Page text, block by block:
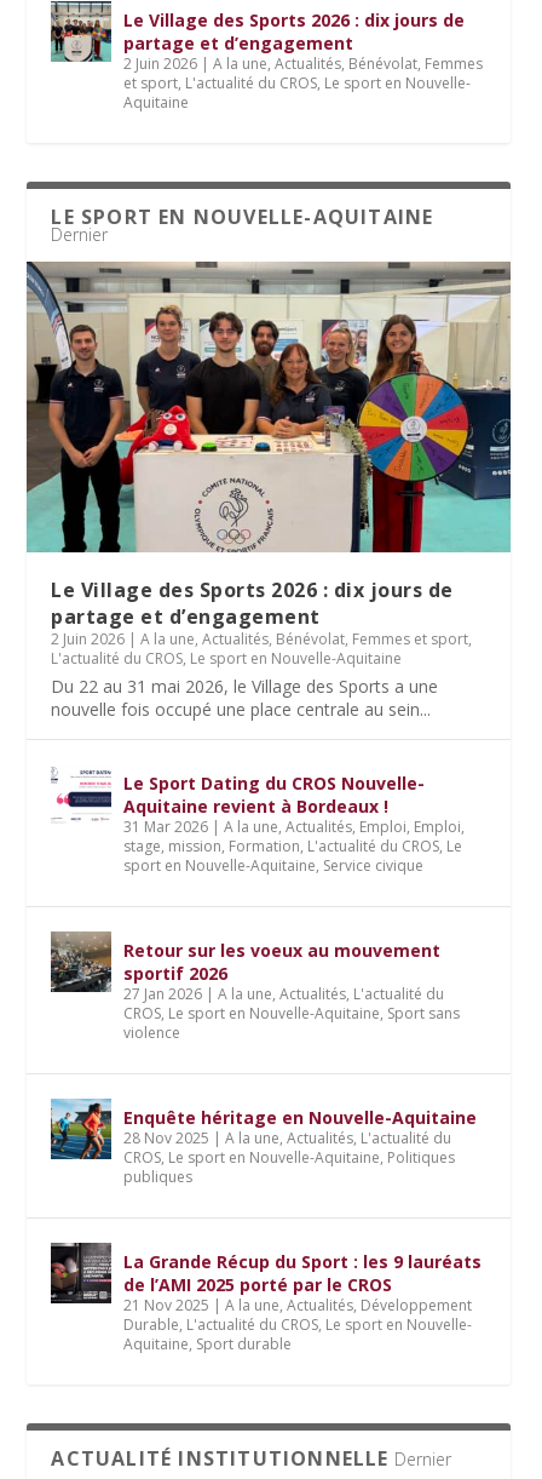
Le Village des Sports 2026 : dix jours de
partage et d’engagement
2 Juin 2026 |A la une,Actualités, Bénévolat, Femmes
et sport, L'actualité du CROS, Le sport en Nouvelle-
Aquitaine
LE SPORT EN NOUVELLE-AQUITAINE
Dernier
Le Village des Sports 2026 : dix jours de
partage et d’engagement
2 Juin 2026 |A la une,Actualités, Bénévolat, Femmes et sport,
L'actualité du CROS, Le sport en Nouvelle-Aquitaine
Du 22 au 31 mai 2026, le Village des Sports a une
nouvelle fois occupé une place centrale au sein...
Le Sport Dating du CROS Nouvelle-
Aquitaine revient à Bordeaux !
31 Mar 2026 |A la une,Actualités, Emploi, Emploi,
stage, mission, Formation, L'actualité du CROS, Le
sport en Nouvelle-Aquitaine, Service civique
Retour sur les voeux au mouvement
sportif 2026
27 Jan 2026 |A la une,Actualités, L'actualité du
CROS, Le sport en Nouvelle-Aquitaine, Sport sans
violence
Enquête héritage en Nouvelle-Aquitaine
28 Nov 2025 |A la une,Actualités, L'actualité du
CROS, Le sport en Nouvelle-Aquitaine, Politiques
publiques
La Grande Récup du Sport : les 9 lauréats
de l’AMI 2025 porté par le CROS
21 Nov 2025 |A la une,Actualités, Développement
Durable, L'actualité du CROS, Le sport en Nouvelle-
Aquitaine, Sport durable
ACTUALITÉ INSTITUTIONNELLE Dernier